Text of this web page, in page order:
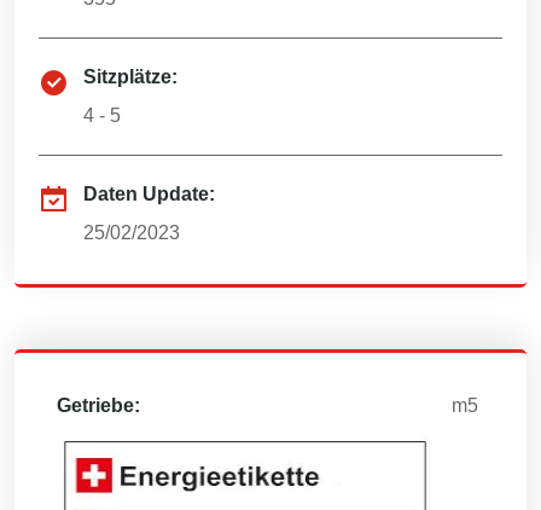
Sitzplätze:
4 - 5
Daten Update:
25/02/2023
Getriebe: m5